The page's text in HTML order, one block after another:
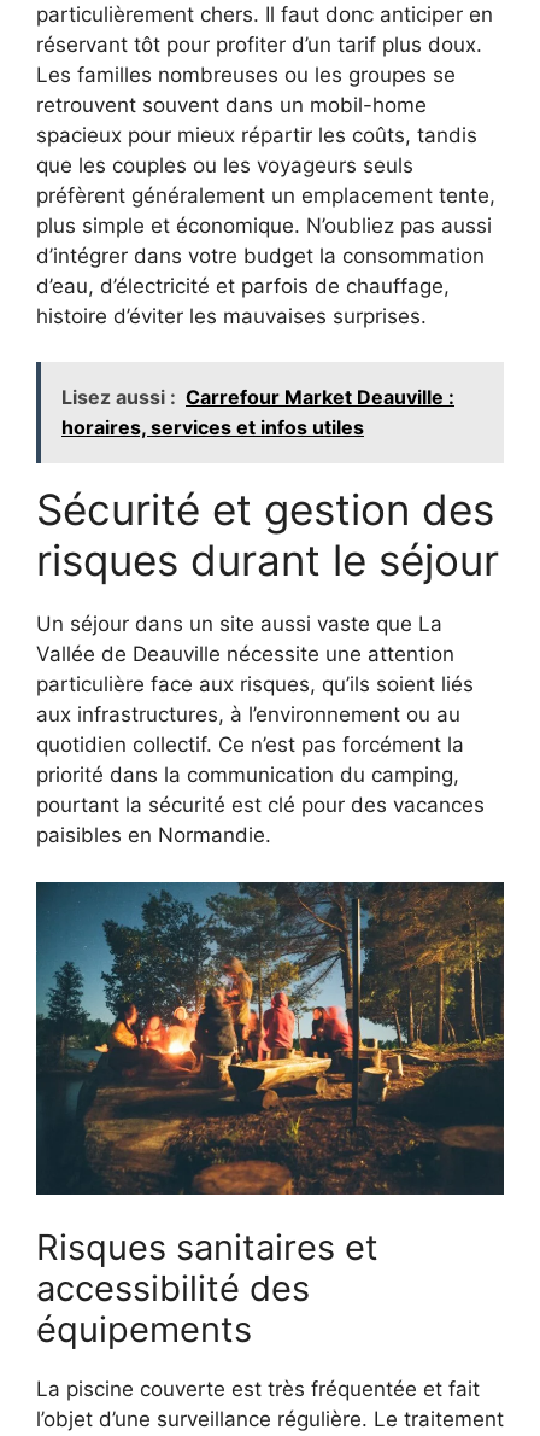
particulièrement chers. Il faut donc anticiper en
réservant tôt pour profiter d’un tarif plus doux.
Les familles nombreuses ou les groupes se
retrouvent souvent dans un mobil-home
spacieux pour mieux répartir les coûts, tandis
que les couples ou les voyageurs seuls
préfèrent généralement un emplacement tente,
plus simple et économique. N’oubliez pas aussi
d’intégrer dans votre budget la consommation
d’eau, d’électricité et parfois de chauffage,
histoire d’éviter les mauvaises surprises.
Lisez aussi : Carrefour Market Deauville :
horaires, services et infos utiles
Sécurité et gestion des
risques durant le séjour
Un séjour dans un site aussi vaste que La
Vallée de Deauville nécessite une attention
particulière face aux risques, qu’ils soient liés
aux infrastructures, à l’environnement ou au
quotidien collectif. Ce n’est pas forcément la
priorité dans la communication du camping,
pourtant la sécurité est clé pour des vacances
paisibles en Normandie.
Risques sanitaires et
accessibilité des
équipements
La piscine couverte est très fréquentée et fait
l’objet d’une surveillance régulière. Le traitement